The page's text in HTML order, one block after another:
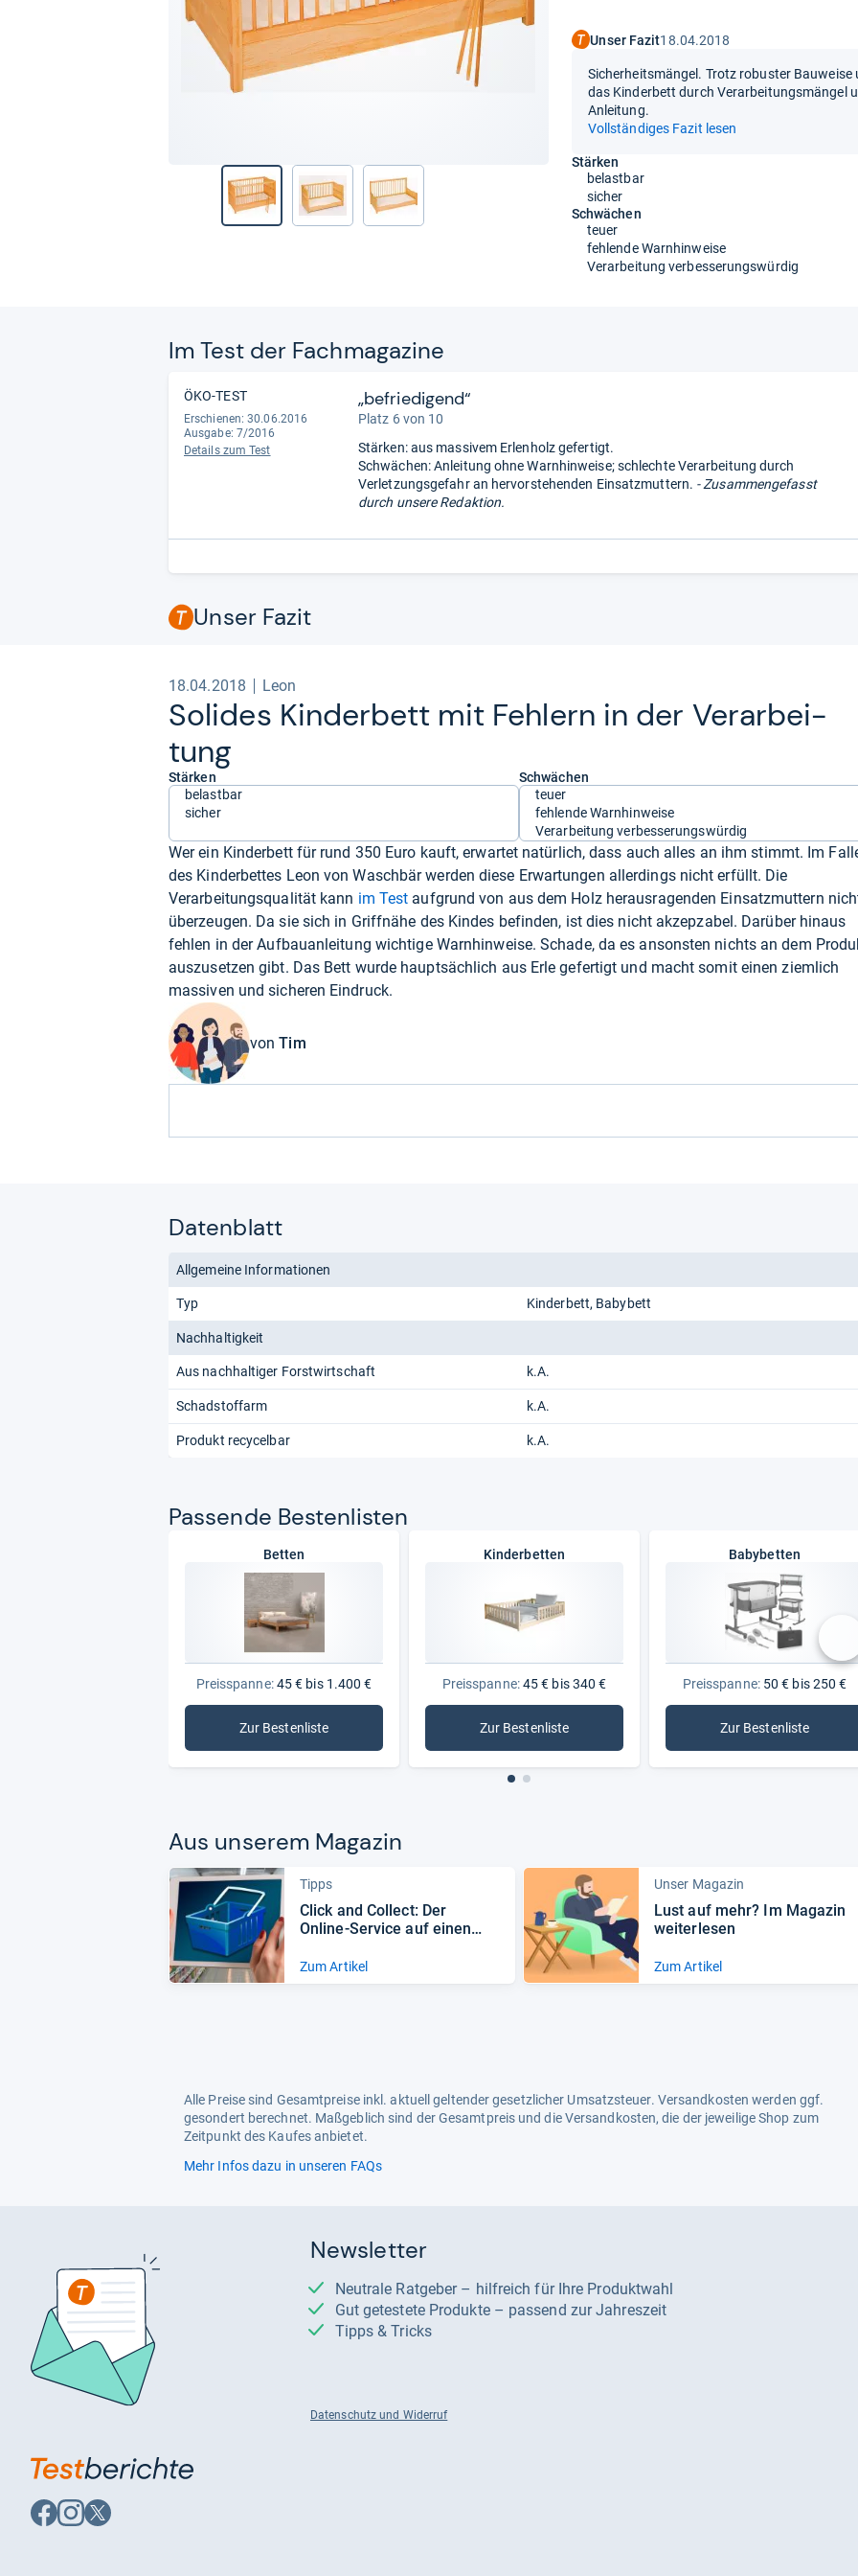
Unser Fazit18.04.2018
Sicherheitsmängel. Trotz robuster
das Kinderbett durch Verarbeitungsmängel
Anleitung.
Vollständiges Fazit lesen
Stärken
belastbar
sicher
Schwächen
teuer
fehlende Warnhinweise
Verarbeitung verbesserungswürdig
Im Test der Fach­ma­ga­zine
ÖKO-TEST
Erschienen: 30.06.2016
Ausgabe: 7/2016
Details zum Test
„befriedigend“
Platz 6 von 10
Stärken: aus massivem Erlenholz gefertigt.
Schwächen: Anleitung ohne Warnhinweise; schlechte Verarbeitung durch
Verletzungsgefahr an hervorstehenden Einsatzmuttern. - Zusammengefasst
durch unsere Redaktion.
Unser Fazit
18.04.2018 Leon
Soli­des Kin­der­bett mit Feh­lern in der Ver­ar­bei­
tung
Stärken
belastbar
sicher
Schwächen
teuer
fehlende Warnhinweise
Verarbeitung verbesserungswürdig
Wer ein Kinderbett für rund 350 Euro kauft, erwartet natürlich, dass auch alles an ihm stimmt. Im
des Kinderbettes Leon von Waschbär werden diese Erwartungen allerdings nicht erfüllt. Die
Verarbeitungsqualität kann im Test aufgrund von aus dem Holz herausragenden Einsatzmuttern
überzeugen. Da sie sich in Griffnähe des Kindes befinden, ist dies nicht akzepzabel. Darüber hinaus
fehlen in der Aufbauanleitung wichtige Warnhinweise. Schade, da es ansonsten nichts an dem
auszusetzen gibt. Das Bett wurde hauptsächlich aus Erle gefertigt und macht somit einen ziemlich
massiven und sicheren Eindruck.
vonTim
Datenblatt
Allgemeine Informationen
Typ Kinderbett Babybett
Nachhaltigkeit
Aus nachhaltiger Forstwirtschaft k.A.
Schadstoffarm k.A.
Produkt recycelbar k.A.
Pas­sende Bes­ten­lis­ten
Betten
Preisspanne:45 € bis 1.400 €
Zur Bestenliste
: Betten
Kinderbetten
Preisspanne:45 € bis 340 €
Zur Bestenliste
: Kinderbetten
Babybetten
Preisspanne:50 € bis 250 €
Zur Bestenliste
: Babybetten
Aus unse­rem Maga­zin
Tipps
Click and Col­lect: Der
Online-​Ser­vice auf einen
Zum Artikel
Unser Magazin
Lust auf mehr? Im Maga­zin
wei­ter­le­sen
Zum Artikel
Alle Preise sind Gesamtpreise inkl. aktuell geltender gesetzlicher Umsatzsteuer. Versandkosten werden ggf.
gesondert berechnet. Maßgeblich sind der Gesamtpreis und die Versandkosten, die der jeweilige Shop zum
Zeitpunkt des Kaufes anbietet.
Mehr Infos dazu in unseren FAQs
Newsletter
Neutrale Ratgeber – hilfreich für Ihre Produktwahl
Gut getestete Produkte – passend zur Jahreszeit
Tipps & Tricks
Datenschutz und Widerruf
Auf
Facebook
Auf
Instagram
Auf
X